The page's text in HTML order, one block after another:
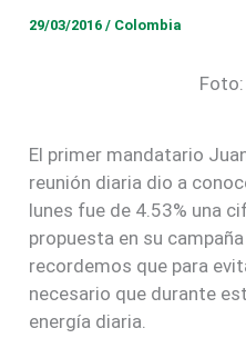
29/03/2016/ Colombia
Foto:
El primer mandatario
reunión diaria dio a
lunes fue de 4.53% una
propuesta en su
recordemos que para
necesario que durante
energía diaria.